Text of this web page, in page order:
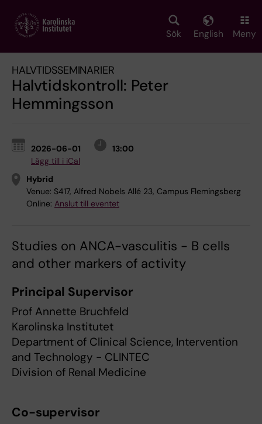
main
Sök English Meny
HALVTIDSSEMINARIER
Halvtidskontroll: Peter
Hemmingsson
2026-06-01
13:00
Lägg till i iCal
Hybrid
Venue: S417, Alfred Nobels Allé 23, Campus Flemingsberg
Online: Anslut till eventet
Studies on ANCA-vasculitis - B cells
and other markers of activity
Principal Supervisor
Prof Annette Bruchfeld
Karolinska Institutet
Department of Clinical Science, Intervention
and Technology - CLINTEC
Division of Renal Medicine
Co-supervisor